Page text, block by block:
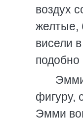
воздух
желтые,
висели
фигуру,
Эмми